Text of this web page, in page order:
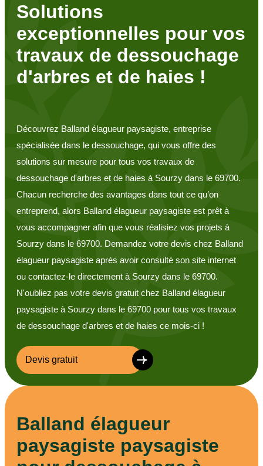
Solutions
exceptionnelles pour vos
travaux de dessouchage
d'arbres et de haies !
Découvrez Balland élagueur paysagiste, entreprise
spécialisée dans le dessouchage, qui vous offre des
solutions sur mesure pour tous vos travaux de
dessouchage d'arbres et de haies à Sourzy dans le 69700.
Chacun recherche des avantages dans tout ce qu’on
entreprend, alors Balland élagueur paysagiste est prêt à
vous accompagner afin que vous réalisiez vos projets à
Sourzy dans le 69700. Demandez votre devis chez Balland
élagueur paysagiste après avoir consulté son site internet
ou contactez-le directement à Sourzy dans le 69700.
N'oubliez pas votre devis gratuit chez Balland élagueur
paysagiste à Sourzy dans le 69700 pour tous vos travaux
de dessouchage d'arbres et de haies ce mois-ci !
Devis gratuit
Balland élagueur
paysagiste paysagiste